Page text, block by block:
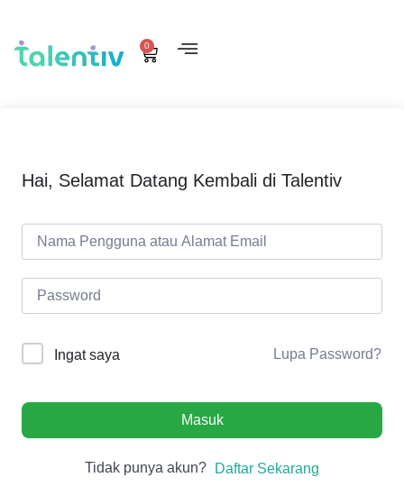
0
Hai, Selamat Datang Kembali di Talentiv
Ingat saya Lupa Password?
Masuk
Tidak punya akun? Daftar Sekarang